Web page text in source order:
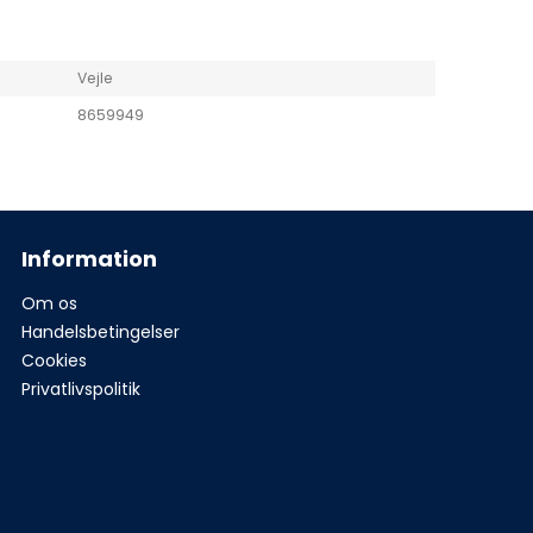
Vejle
8659949
Information
Om os
Handelsbetingelser
Cookies
Privatlivspolitik